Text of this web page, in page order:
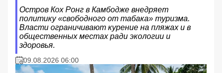
Остров Кох Ронг в Камбодже внедряет
политику «свободного от табака» туризма.
Власти ограничивают курение на пляжах и в
общественных местах ради экологии и
здоровья.
09.08.2026 06:00